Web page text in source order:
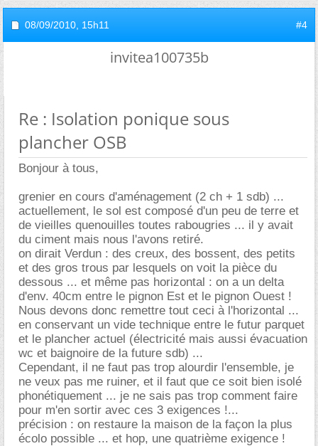
08/09/2010, 15h11 #4
invitea100735b
Re : Isolation ponique sous
plancher OSB
Bonjour à tous,
grenier en cours d'aménagement (2 ch + 1 sdb) ...
actuellement, le sol est composé d'un peu de terre et
de vieilles quenouilles toutes rabougries ... il y avait
du ciment mais nous l'avons retiré.
on dirait Verdun : des creux, des bossent, des petits
et des gros trous par lesquels on voit la pièce du
dessous ... et même pas horizontal : on a un delta
d'env. 40cm entre le pignon Est et le pignon Ouest !
Nous devons donc remettre tout ceci à l'horizontal ...
en conservant un vide technique entre le futur parquet
et le plancher actuel (électricité mais aussi évacuation
wc et baignoire de la future sdb) ...
Cependant, il ne faut pas trop alourdir l'ensemble, je
ne veux pas me ruiner, et il faut que ce soit bien isolé
phonétiquement ... je ne sais pas trop comment faire
pour m'en sortir avec ces 3 exigences !...
précision : on restaure la maison de la façon la plus
écolo possible ... et hop, une quatrième exigence !